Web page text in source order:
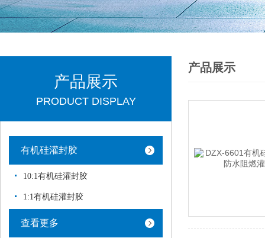
产品展示
PRODUCT DISPLAY
有机硅灌封胶
10:1有机硅灌封胶
1:1有机硅灌封胶
查看更多
产品展示